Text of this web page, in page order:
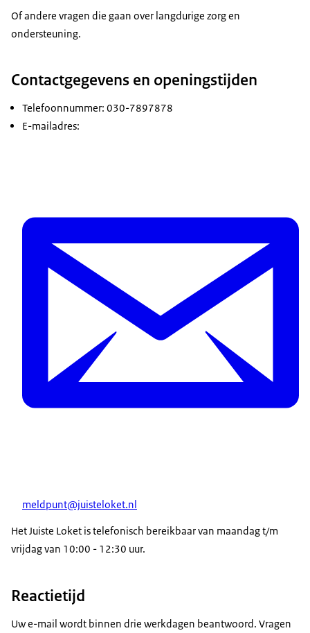
Of andere vragen die gaan over langdurige zorg en
ondersteuning.
Contactgegevens en openingstijden
Telefoonnummer: 030-7897878
E-mailadres:
meldpunt@juisteloket.nl
Het Juiste Loket is telefonisch bereikbaar van maandag t/m
vrijdag van 10:00 - 12:30 uur.
Reactietijd
Uw e-mail wordt binnen drie werkdagen beantwoord. Vragen